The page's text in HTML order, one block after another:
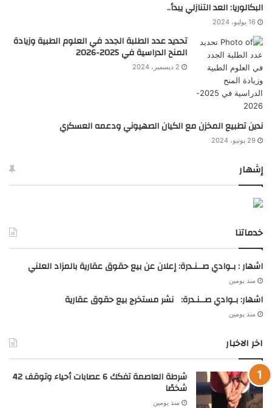
البكالوريا: العد التنازلي يبدأ..
16 يوليو، 2024
تحديد عدد الطلبة الجدد في العلوم الطبية وزيادة
المنح الدراسية في 2025-2026
2 ديسمبر، 2024
ندين تطبيع المخزن مع الكيان الصهيوني ودعمه العسكري
29 يونيو، 2024
إشهار
خدماتنا
اشهار : بـوادي صــنـدرة: إعلان عن بيع حقوق عقارية بالمزاد العلني
منذ يومين
اشهار: بـوادي صــنـدرة: نشر مستخرج بيع حقوق عقارية
منذ يومين
اخر الاخبار
شرطة العاصمة تفكك 6 عصابات أحياء وتوقف 42
شخصًا
منذ يومين